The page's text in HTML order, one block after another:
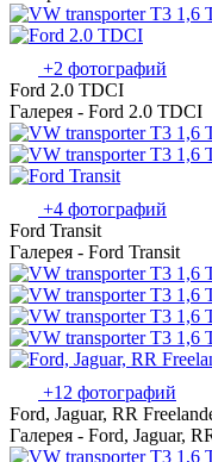
+2 фотографий
Ford 2.0 TDCI
Галерея - Ford 2.0 TDCI
+4 фотографий
Ford Transit
Галерея - Ford Transit
+12 фотографий
Ford, Jaguar, RR
Галерея - Ford, Jaguar,